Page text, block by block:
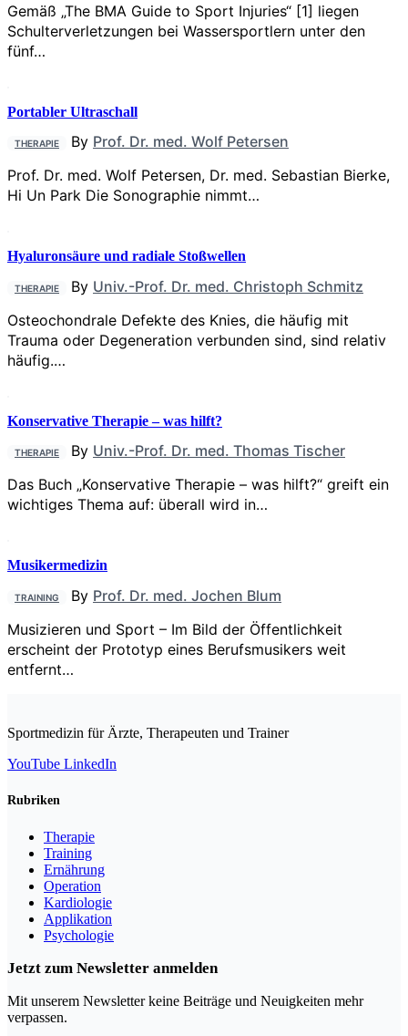
Gemäß „The BMA Guide to Sport Injuries“ [1] liegen
Schulterverlet­zungen bei­ Wassersportlern unter den
fünf…
Portabler Ultraschall
THERAPIE By Prof. Dr. med. Wolf Petersen
Prof. Dr. med. Wolf Petersen, Dr. med. Sebastian Bierke,
Hi Un Park Die Sonographie nimmt…
Hyaluronsäure und radiale Stoßwellen
THERAPIE By Univ.-Prof. Dr. med. Christoph Schmitz
Osteochondrale Defekte des Knies, die häufig mit
Trauma oder Degeneration verbunden sind, sind relativ
häufig.…
Konservative Therapie – was hilft?
THERAPIE By Univ.-Prof. Dr. med. Thomas Tischer
Das Buch „Konservative Therapie – was hilft?“ greift ein
wichtiges Thema auf: überall wird in…
Musikermedizin
TRAINING By Prof. Dr. med. Jochen Blum
Musizieren und Sport – Im Bild der Öffentlichkeit
erscheint der Prototyp eines Berufsmusikers weit
entfernt…
Sportmedizin für Ärzte, Therapeuten und Trainer
YouTube LinkedIn
Rubriken
Therapie
Training
Ernährung
Operation
Kardiologie
Applikation
Psychologie
Jetzt zum Newsletter anmelden
Mit unserem Newsletter keine Beiträge und Neuigkeiten mehr
verpassen.